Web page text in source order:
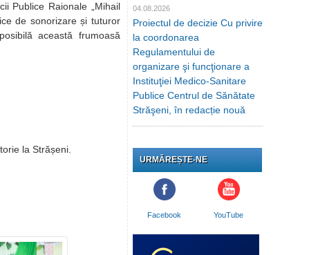
Publice Raionale „Mihail
de sonorizare și tuturor
această frumoasă
la Strășeni.
04.08.2026
Proiectul de decizie Cu privire
la coordonarea
Regulamentului de
organizare şi funcţionare a
Instituţiei Medico-Sanitare
Publice Centrul de Sănătate
Străşeni, în redacție nouă
URMĂREȘTE-NE
Facebook YouTube